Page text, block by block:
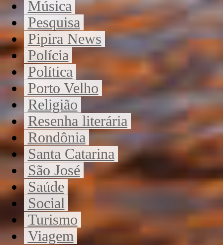
Música
Pesquisa
Pipira News
Polícia
Política
Porto Velho
Religião
Resenha literária
Rondônia
Santa Catarina
São José
Saúde
Social
Turismo
Viagem